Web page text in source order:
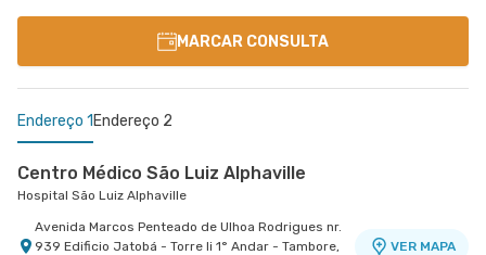
MARCAR CONSULTA
Endereço 1 Endereço 2
Centro Médico São Luiz Alphaville
Hospital São Luiz Alphaville
Avenida Marcos Penteado de Ulhoa Rodrigues nr.
939 Edificio Jatobá - Torre Ii 1° Andar - Tambore,
VER MAPA